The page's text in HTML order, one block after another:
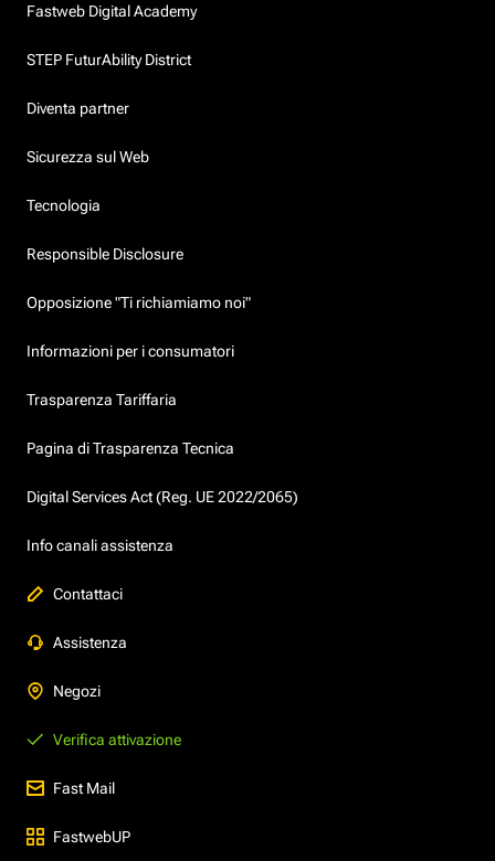
Fastweb Digital Academy
STEP FuturAbility District
Diventa partner
Sicurezza sul Web
Tecnologia
Responsible Disclosure
Opposizione "Ti richiamiamo noi"
Informazioni per i consumatori
Trasparenza Tariffaria
Pagina di Trasparenza Tecnica
Digital Services Act (Reg. UE 2022/2065)
Info canali assistenza
Contattaci
Assistenza
Negozi
Verifica attivazione
Fast Mail
FastwebUP